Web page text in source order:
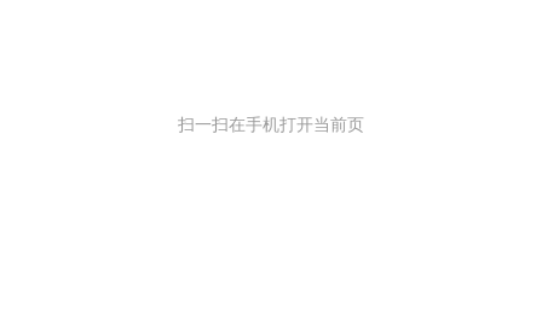
扫一扫在手机打开当前页